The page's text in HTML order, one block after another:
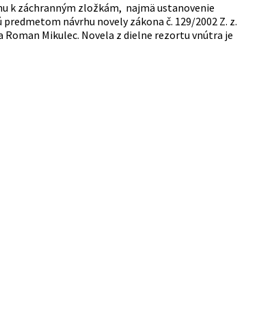
k záchranným zložkám, najmä ustanovenie
návrhu novely zákona č. 129/2002 Z. z.
Mikulec. Novela z dielne rezortu vnútra je